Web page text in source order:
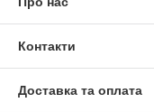
Контакти
Доставка та оплата